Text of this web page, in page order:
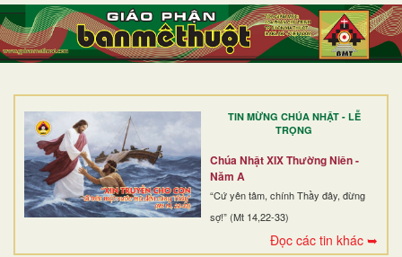
TIN MỪNG CHÚA NHẬT - LỄ
TRỌNG
Chúa Nhật XIX Thường Niên -
Năm A
“Cứ yên tâm, chính Thầy đây, đừng
sợ!” (Mt 14,22-33)
Đọc các tin khác ➥
TRANG NHẤT
GIỚI THIỆU
DÒNG TU
BAN MỤC VỤ
ĐOÀN THỂ CG